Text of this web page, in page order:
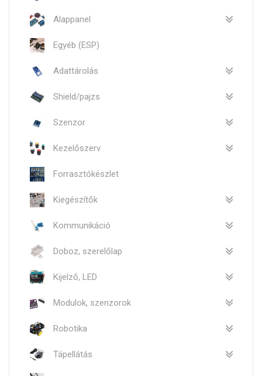
Alappanel
Egyéb (ESP)
Adattárolás
Shield/pajzs
Szenzor
Kezelőszerv
Forrasztókészlet
Kiegészítők
Kommunikáció
Doboz, szerelőlap
Kijelző, LED
Modulok, szenzorok
Robotika
Tápellátás